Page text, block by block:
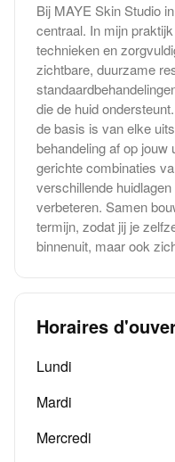
Bij MAYE Skin Studio
centraal. In mijn
technieken en
zichtbare, duurzame
die de huid
de basis is van elke
behandeling af op jouw
gerichte combinaties
verschillende
verbeteren. Samen
termijn, zodat jij je
binnenuit, maar ook
Horaires
Lundi
Mardi
Mercredi